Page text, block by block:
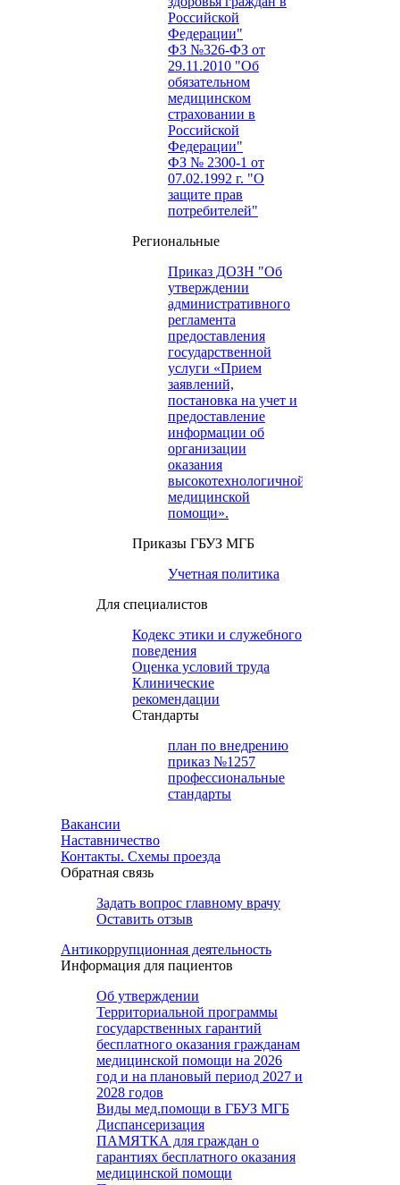
Российской
Федерации"
ФЗ №326-ФЗ от
29.11.2010 "Об
обязательном
медицинском
страховании в
Российской
Федерации"
ФЗ № 2300-1 от
07.02.1992 г. "О
защите прав
потребителей"
Региональные
Приказ ДОЗН "Об
утверждении
административного
регламента
предоставления
государственной
услуги «Прием
заявлений,
постановка на учет и
предоставление
информации об
организации
оказания
высокотехнологичной
медицинской
помощи».
Приказы ГБУЗ МГБ
Учетная политика
Для специалистов
Кодекс этики и служебного
поведения
Оценка условий труда
Клинические
рекомендации
Cтандарты
план по внедрению
приказ №1257
профессиональные
стандарты
Вакансии
Наставничество
Контакты. Схемы проезда
Обратная связь
Задать вопрос главному врачу
Оставить отзыв
Антикоррупционная деятельность
Информация для пациентов
Об утверждении
Территориальной программы
государственных гарантий
бесплатного оказания гражданам
медицинской помощи на 2026
год и на плановый период 2027 и
2028 годов
Виды мед.помощи в ГБУЗ МГБ
Диспансеризация
ПАМЯТКА для граждан о
гарантиях бесплатного оказания
медицинской помощи